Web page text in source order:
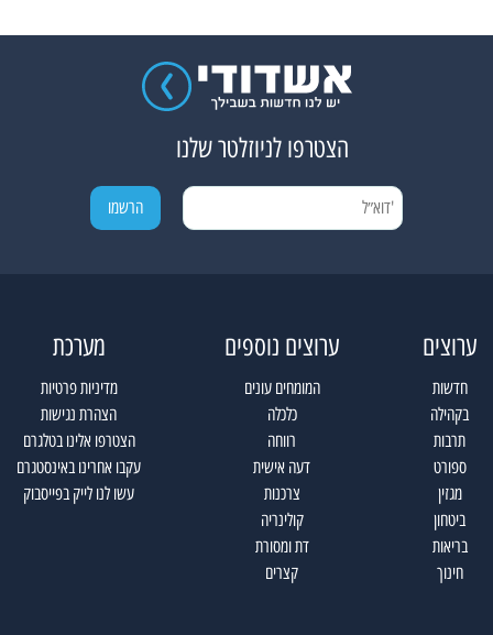
הצטרפו לניוזלטר שלנו
ערוצים
חדשות
בקהילה
תרבות
ספורט
מגזין
ביטחון
בריאות
חינוך
ערוצים נוספים
המומחים עונים
כלכלה
רווחה
דעה אישית
צרכנות
קולינריה
דת ומסורת
קצרים
מערכת
מדיניות פרטיות
הצהרת נגישות
הצטרפו אלינו בטלגרם
עקבו אחרינו באינסטגרם
עשו לנו לייק בפייסבוק